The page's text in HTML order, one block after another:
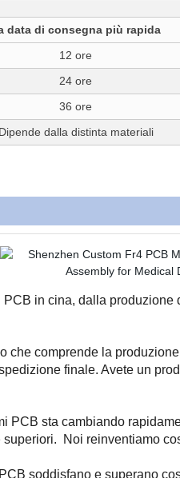
data di consegna più rapida
12 ore
24 ore
36 ore
Dipende dalla distinta materiali
in cina, dalla produzione
che comprende la
finale. Avete un
PCB sta cambiando
superiori.
Noi reinventiamo
soddisfano e superano